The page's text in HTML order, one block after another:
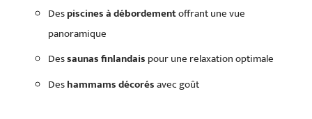
Despiscines à débordementoffrant une vue
panoramique
Dessaunas finlandais pour une relaxation optimale
Deshammams décorésavec goût